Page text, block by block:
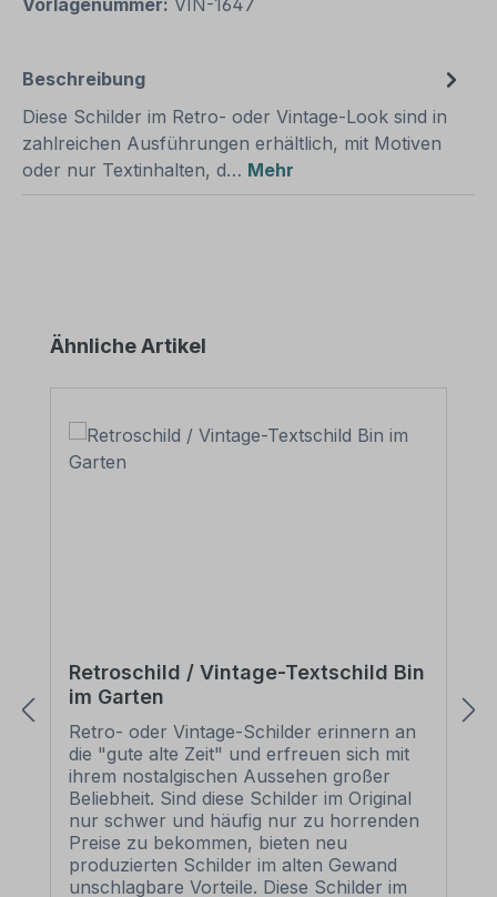
Vorlagenummer: VIN-1647
Beschreibung
Diese Schilder im Retro- oder Vintage-Look sind in
zahlreichen Ausführungen erhältlich, mit Motiven
oder nur Textinhalten, d… Mehr
Produktgalerie überspringen
Ähnliche Artikel
Retroschild / Vintage-Textschild Bin
im Garten
Retro- oder Vintage-Schilder erinnern an
die "gute alte Zeit" und erfreuen sich mit
ihrem nostalgischen Aussehen großer
Beliebheit. Sind diese Schilder im Original
nur schwer und häufig nur zu horrenden
Preise zu bekommen, bieten neu
produzierten Schilder im alten Gewand
unschlagbare Vorteile. Diese Schilder im